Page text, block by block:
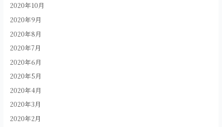
2020年10月
2020年9月
2020年8月
2020年7月
2020年6月
2020年5月
2020年4月
2020年3月
2020年2月